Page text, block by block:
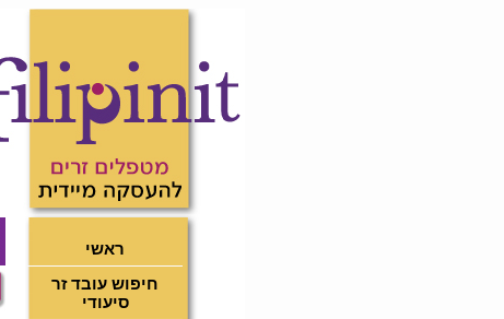
ראשי
חיפוש עובד זר
סיעודי